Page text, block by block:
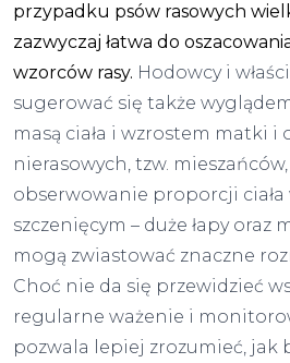
przypadku psów rasowych
zazwyczaj łatwa do
wzorców rasy. Hodowcy i
sugerować się także
masą ciała i wzrostem matki i
nierasowych, tzw.
obserwowanie proporcji ciała
szczenięcym – duże łapy oraz
mogą zwiastować znaczne
Choć nie da się przewidzieć
regularne ważenie i
pozwala lepiej zrozumieć, jak